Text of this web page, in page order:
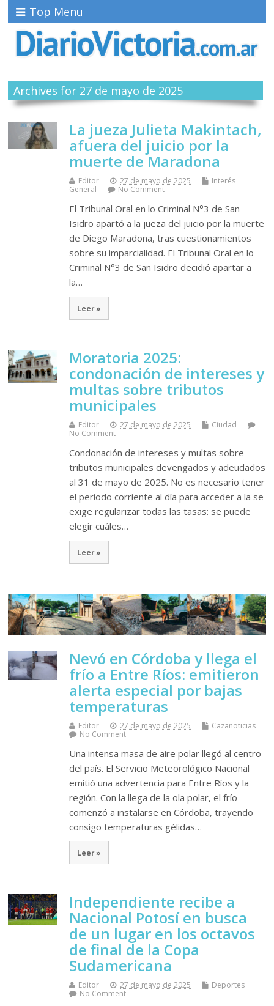
Top Menu
Archives for 27 de mayo de 2025
La jueza Julieta Makintach,
afuera del juicio por la
muerte de Maradona
Editor 27 de mayo de 2025
Interés
General
No Comment
El Tribunal Oral en lo Criminal N°3 de San
Isidro apartó a la jueza del juicio por la muerte
de Diego Maradona, tras cuestionamientos
sobre su imparcialidad. El Tribunal Oral en lo
Criminal N°3 de San Isidro decidió apartar a
la…
Leer »
Moratoria 2025:
condonación de intereses y
multas sobre tributos
municipales
Editor 27 de mayo de 2025
Ciudad
No Comment
Condonación de intereses y multas sobre
tributos municipales devengados y adeudados
al 31 de mayo de 2025. No es necesario tener
el período corriente al día para acceder a la se
exige regularizar todas las tasas: se puede
elegir cuáles…
Leer »
Nevó en Córdoba y llega el
frío a Entre Ríos: emitieron
alerta especial por bajas
temperaturas
Editor 27 de mayo de 2025
Cazanoticias
No Comment
Una intensa masa de aire polar llegó al centro
del país. El Servicio Meteorológico Nacional
emitió una advertencia para Entre Ríos y la
región. Con la llega de la ola polar, el frío
comenzó a instalarse en Córdoba, trayendo
consigo temperaturas gélidas…
Leer »
Independiente recibe a
Nacional Potosí en busca
de un lugar en los octavos
de final de la Copa
Sudamericana
Editor 27 de mayo de 2025
Deportes
No Comment